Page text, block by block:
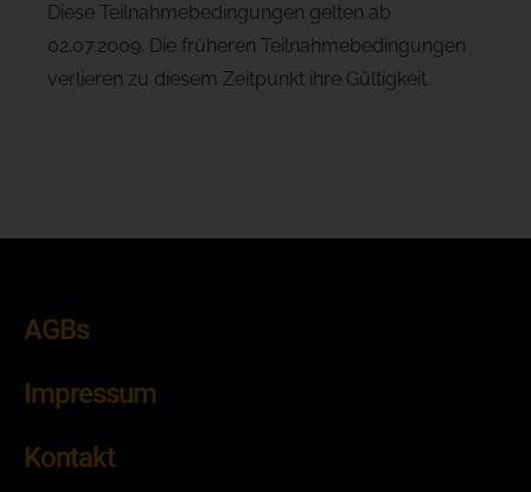
Diese Teilnahmebedingungen gelten ab
02.07.2009. Die früheren Teilnahmebedingungen
verlieren zu diesem Zeitpunkt ihre Gültigkeit.
AGBs
Impressum
Kontakt